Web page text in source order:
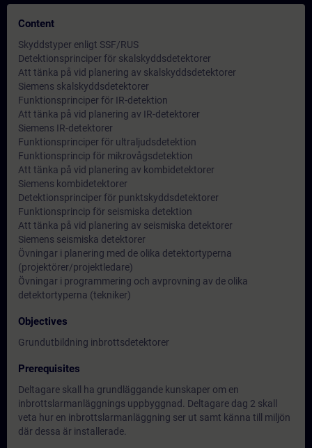
Content
Skyddstyper enligt SSF/RUS
Detektionsprinciper för skalskyddsdetektorer
Att tänka på vid planering av skalskyddsdetektorer
Siemens skalskyddsdetektorer
Funktionsprinciper för IR-detektion
Att tänka på vid planering av IR-detektorer
Siemens IR-detektorer
Funktionsprinciper för ultraljudsdetektion
Funktionsprincip för mikrovågsdetektion
Att tänka på vid planering av kombidetektorer
Siemens kombidetektorer
Detektionsprinciper för punktskyddsdetektorer
Funktionsprincip för seismiska detektion
Att tänka på vid planering av seismiska detektorer
Siemens seismiska detektorer
Övningar i planering med de olika detektortyperna
(projektörer/projektledare)
Övningar i programmering och avprovning av de olika
detektortyperna (tekniker)
Objectives
Grundutbildning inbrottsdetektorer
Prerequisites
Deltagare skall ha grundläggande kunskaper om en
inbrottslarmanläggnings uppbyggnad. Deltagare dag 2 skall
veta hur en inbrottslarmanläggning ser ut samt känna till miljön
där dessa är installerade.